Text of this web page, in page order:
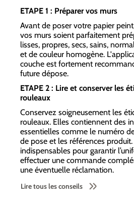
ETAPE 1 : Préparer vos murs
Avant de poser votre papier
vos murs soient parfaitement
lisses, propres, secs, sains,
et de couleur homogène.
couche est fortement
future dépose.
ETAPE 2 : Lire et conserver les
rouleaux
Conservez soigneusement les
rouleaux. Elles contiennent des
essentielles comme le numéro
de pose et les références
indispensables pour garantir
effectuer une commande
une éventuelle réclamation.
Lire tous les conseils